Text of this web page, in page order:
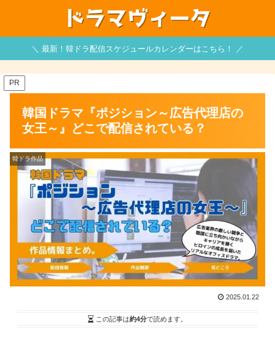
＼ 最新！韓ドラ配信スケジュールカレンダーはこちら！ ／
PR
韓国ドラマ『ポジション～広告代理店の
女王～』どこで配信されている？
韓ドラ作品
2025.01.22
この記事は約4分で読めます。